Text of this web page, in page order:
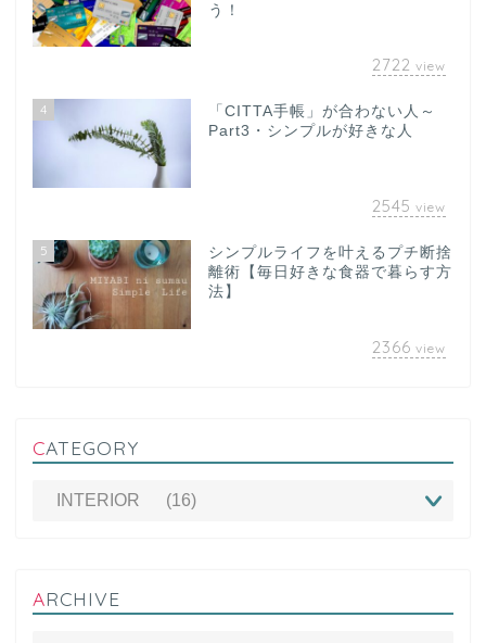
う！
2722 view
4
「CITTA手帳」が合わない人～
Part3・シンプルが好きな人
2545 view
5
シンプルライフを叶えるプチ断捨
離術【毎日好きな食器で暮らす方
法】
2366 view
CATEGORY
ARCHIVE